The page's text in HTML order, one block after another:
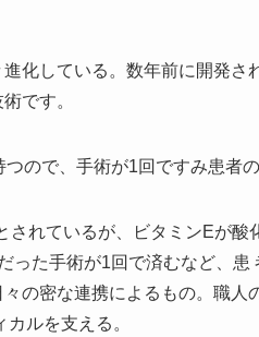
化している。数年前に開発
です。
ので、手術が1回ですみ患者
されているが、ビタミンEが
った手術が1回で済むなど、
の密な連携によるもの。職人
ルを支える。